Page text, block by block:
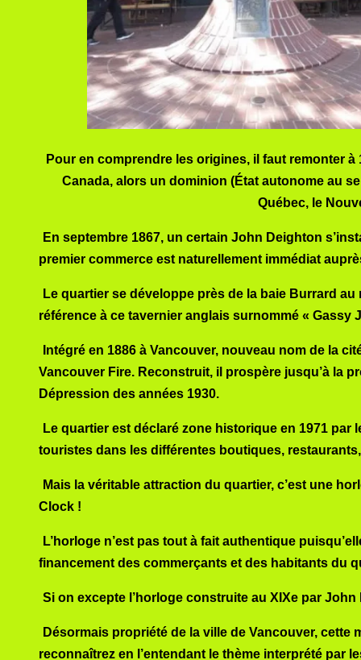
Pour en comprendre les origines, il faut remonter
Canada, alors un dominion (État autonome au
Québec, le
En septembre 1867, un certain John Deighton
premier commerce est naturellement immédiat
Le quartier se développe près de la baie Burrard
référence à ce tavernier anglais surnommé «
Intégré en 1886 à Vancouver, nouveau nom de la
Vancouver Fire. Reconstruit, il prospère jusqu’à la
Dépression des années 1930.
Le quartier est déclaré zone historique en 1971
touristes dans les différentes boutiques,
Mais la véritable attraction du quartier, c’est une
Clock !
L’horloge n’est pas tout à fait authentique
financement des commerçants et des habitants du
Si on excepte l’horloge construite au XIXe par
Désormais propriété de la ville de Vancouver,
reconnaîtrez en l’entendant le thème interprété par